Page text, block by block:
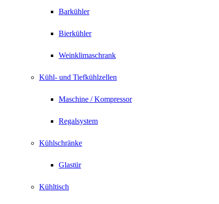
Barkühler
Bierkühler
Weinklimaschrank
Kühl- und Tiefkühlzellen
Maschine / Kompressor
Regalsystem
Kühlschränke
Glastür
Kühltisch